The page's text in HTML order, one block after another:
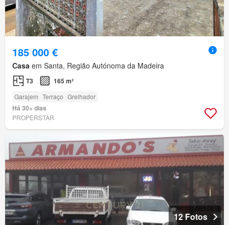
185 000 €
Casa em Santa, Região Autónoma da Madeira
T3 165 m²
Garajem Terraço Grelhador
Há 30+ dias
PROPERSTAR
12 Fotos